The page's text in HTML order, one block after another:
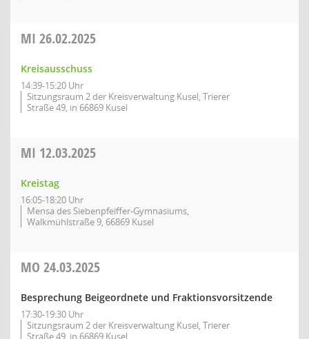
MI 26.02.2025
Kreisausschuss
14:39-15:20 Uhr
Sitzungsraum 2 der Kreisverwaltung Kusel, Trierer
Straße 49, in 66869 Kusel
MI 12.03.2025
Kreistag
16:05-18:20 Uhr
Mensa des Siebenpfeiffer-Gymnasiums,
Walkmühlstraße 9, 66869 Kusel
MO 24.03.2025
Besprechung Beigeordnete und Fraktionsvorsitzende
17:30-19:30 Uhr
Sitzungsraum 2 der Kreisverwaltung Kusel, Trierer
Straße 49, in 66869 Kusel